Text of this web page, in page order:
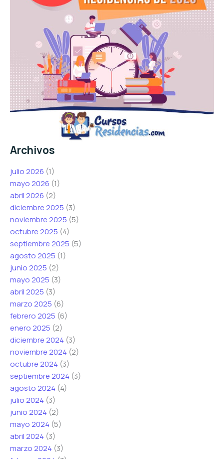
Archivos
julio 2026 (1)
mayo 2026 (1)
abril 2026 (2)
diciembre 2025 (3)
noviembre 2025 (5)
octubre 2025 (4)
septiembre 2025 (5)
agosto 2025 (1)
junio 2025 (2)
mayo 2025 (3)
abril 2025 (3)
marzo 2025 (6)
febrero 2025 (6)
enero 2025 (2)
diciembre 2024 (3)
noviembre 2024 (2)
octubre 2024 (3)
septiembre 2024 (3)
agosto 2024 (4)
julio 2024 (3)
junio 2024 (2)
mayo 2024 (5)
abril 2024 (3)
marzo 2024 (3)